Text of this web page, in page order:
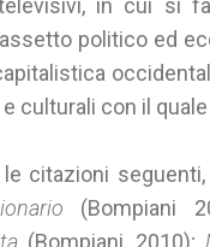
in cui si
politico ed
culturali con il
citazioni seguenti,
(Bompiani
(Bompiani, 2010);